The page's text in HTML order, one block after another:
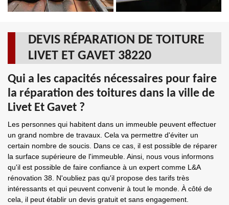
DEVIS RÉPARATION DE TOITURE
LIVET ET GAVET 38220
Qui a les capacités nécessaires pour faire
la réparation des toitures dans la ville de
Livet Et Gavet ?
Les personnes qui habitent dans un immeuble peuvent effectuer
un grand nombre de travaux. Cela va permettre d'éviter un
certain nombre de soucis. Dans ce cas, il est possible de réparer
la surface supérieure de l'immeuble. Ainsi, nous vous informons
qu'il est possible de faire confiance à un expert comme L&A
rénovation 38. N'oubliez pas qu'il propose des tarifs très
intéressants et qui peuvent convenir à tout le monde. À côté de
cela, il peut établir un devis gratuit et sans engagement.